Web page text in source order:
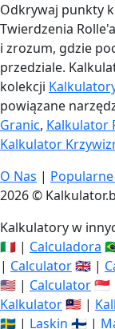
Odkrywaj punkty
Twierdzenia
i zrozum, gdzie
przedziale.
kolekcji
powiązane
Granic, Kalkulator
Kalkulator
O Nas |
2026 ©
Kalkulatory w
🇮🇹 | Calculadora
| Calculator🇬🇧 |
🇺🇸 | Calculator🇸🇬
Kalkulator🇲🇾 |
🇸🇪 | Laskin 🇫🇮 |